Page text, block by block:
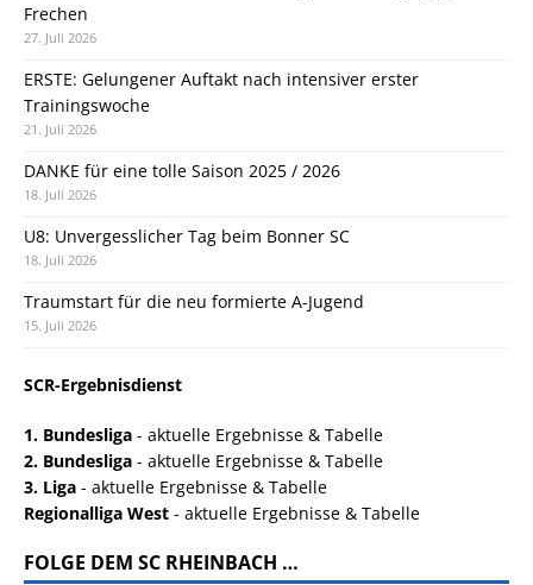
Frechen
27. Juli 2026
ERSTE: Gelungener Auftakt nach intensiver erster
Trainingswoche
21. Juli 2026
DANKE für eine tolle Saison 2025 / 2026
18. Juli 2026
U8: Unvergesslicher Tag beim Bonner SC
18. Juli 2026
Traumstart für die neu formierte A-Jugend
15. Juli 2026
SCR-Ergebnisdienst
1. Bundesliga - aktuelle Ergebnisse & Tabelle
2. Bundesliga - aktuelle Ergebnisse & Tabelle
3. Liga - aktuelle Ergebnisse & Tabelle
Regionalliga West - aktuelle Ergebnisse & Tabelle
FOLGE DEM SC RHEINBACH …